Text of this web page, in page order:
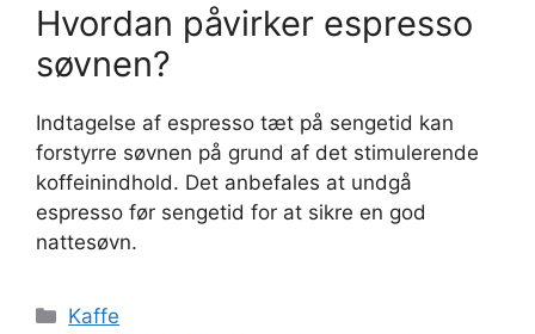
Hvordan påvirker espresso
søvnen?
Indtagelse af espresso tæt på sengetid kan
forstyrre søvnen på grund af det stimulerende
koffeinindhold. Det anbefales at undgå
espresso før sengetid for at sikre en god
nattesøvn.
Kategorier
Kaffe